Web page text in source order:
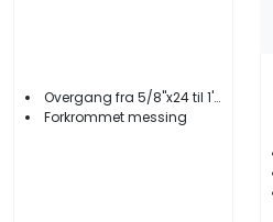
Overgang fra 5/8''x24 til 1''x14
Forkrommet messing